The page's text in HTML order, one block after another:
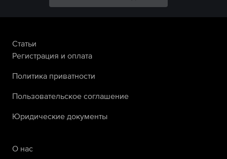
Статьи
Регистрация и оплата
Политика приватности
Пользовательское соглашение
Юридические документы
О нас